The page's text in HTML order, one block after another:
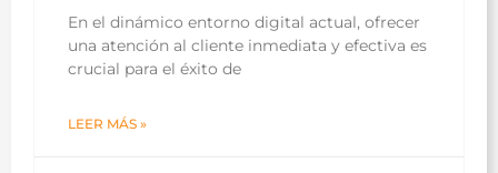
En el dinámico entorno digital actual, ofrecer
una atención al cliente inmediata y efectiva es
crucial para el éxito de
LEER MÁS »